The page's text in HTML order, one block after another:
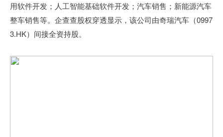
用软件开发；人工智能基础软件开发；汽车销售；新能源汽车
整车销售等。企查查股权穿透显示，该公司由奇瑞汽车（0997
3.HK）间接全资持股。